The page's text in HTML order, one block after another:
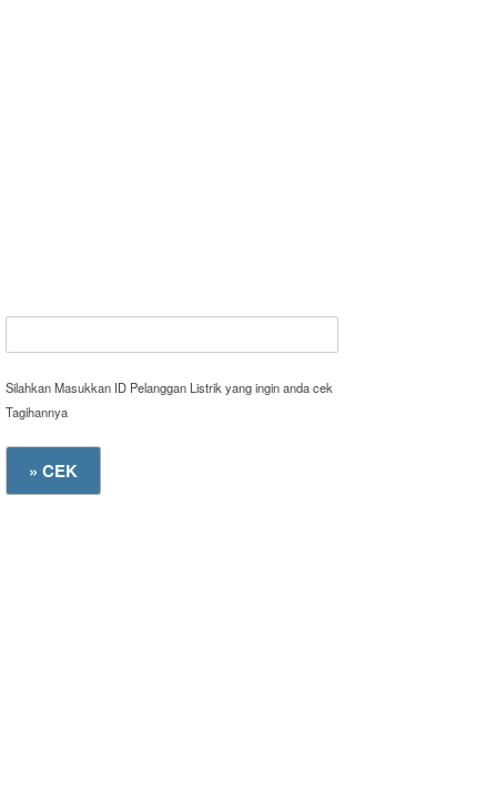
Silahkan Masukkan ID Pelanggan Listrik yang ingin anda cek
Tagihannya